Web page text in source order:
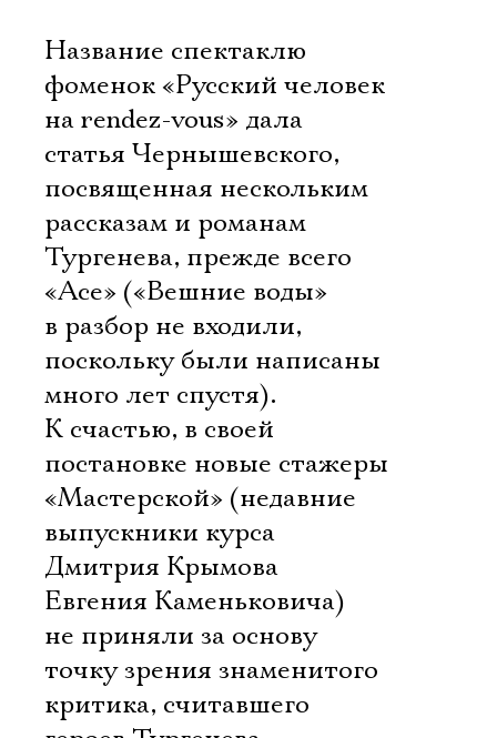
Название спектаклю
фоменок «Русский человек
на rendez-vous» дала
статья Чернышевского,
посвященная нескольким
рассказам и романам
Тургенева, прежде всего
«Асе» («Вешние воды»
в разбор не входили,
поскольку были написаны
много лет спустя).
К счастью, в своей
постановке новые стажеры
«Мастерской» (недавние
выпускники курса
Дмитрия Крымова 
Евгения Каменьковича)
не приняли за основу
точку зрения знаменитого
критика, считавшего